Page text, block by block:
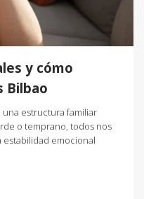
y cómo
Bilbao
estructura familiar
o temprano, todos nos
emocional